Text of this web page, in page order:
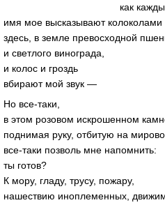
как
имя мое высказывают колоколами
здесь, в земле превосходной
и светлого винограда,
и колос и гроздь
вбирают мой звук —
Но все-таки,
в этом розовом искрошенном
поднимая руку, отбитую на
все-таки позволь мне напомнить:
ты готов?
К мору, гладу, трусу, пожару,
нашествию иноплеменных,